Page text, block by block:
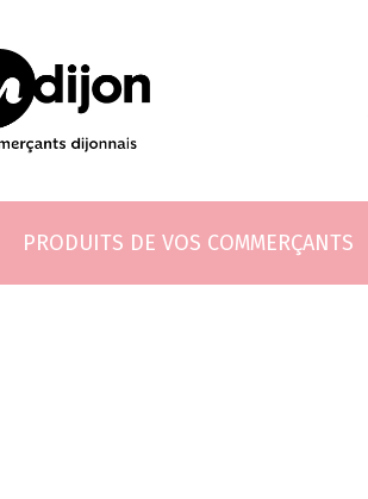
PRODUITS DE VOS COMMERÇANTS